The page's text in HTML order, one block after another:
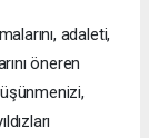
adaleti,
öneren